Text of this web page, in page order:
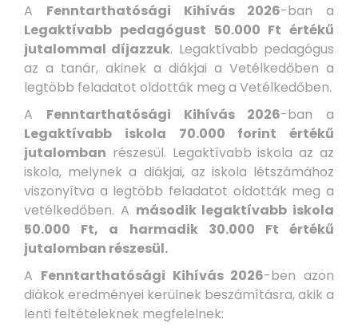
A Fenntarthatósági Kihívás 2026-ban a
Legaktívabb pedagógust 50.000 Ft értékű
jutalommal díjazzuk. Legaktívabb pedagógus
az a tanár, akinek a diákjai a Vetélkedőben a
legtöbb feladatot oldották meg a Vetélkedőben.
A Fenntarthatósági Kihívás 2026-ban a
Legaktívabb iskola 70.000 forint értékű
jutalomban részesül. Legaktívabb iskola az az
iskola, melynek a diákjai, az iskola létszámához
viszonyítva a legtöbb feladatot oldották meg a
vetélkedőben. A második legaktívabb iskola
50.000 Ft, a harmadik 30.000 Ft értékű
jutalomban részesül.
A Fenntarthatósági Kihívás 2026-ben azon
diákok eredményei kerülnek beszámításra, akik a
lenti feltételeknek megfelelnek: